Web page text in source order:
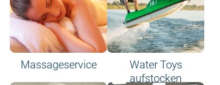
Massageservice
Water Toys
aufstocken